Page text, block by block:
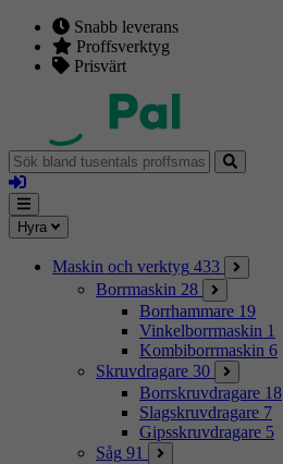
Snabb leverans
Proffsverktyg
Prisvärt
Sök
bland
tusentals
proffsmaskiner
Logga
in
Mina
sidor
Meny
Hyra
Maskin och verktyg 433
Borrmaskin 28
Borrhammare 19
Vinkelborrmaskin 1
Kombiborrmaskin 6
Skruvdragare 30
Borrskruvdragare 18
Slagskruvdragare 7
Gipsskruvdragare 5
Såg 91